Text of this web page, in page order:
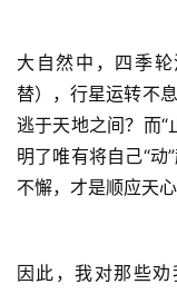
大自然中，四季
替），行星运转不
逃于天地之间？而“
明了唯有将自己“
不懈，才是顺应天
因此，我对那些劝